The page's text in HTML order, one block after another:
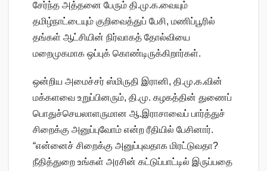
சேர்ந்த அத்தனை பேரும் தி.மு.க.வையும்
தமிழ்நாட்டையும் குறிவைத்துப் பேசி, மணிப்பூரில்
தங்கள் ஆட்சியின் நிர்வாகத் தோல்வியை
மறைமுகமாக ஒப்புக் கொண்டிருக்கிறார்கள்.
ஒன்றிய அமைச்சர் ஸ்மிருதி இரானி, தி.மு.க.வின்
மக்களவை உறுப்பினரும், தி.மு. கழகத்தின் துணைப்
பொதுச்செயலாளருமான ஆ.இராசாவைப் பார்த்துச்
சிறைக்கு அனுப்புவோம் என்ற ரீதியில் பேசினார்.
“என்னைச் சிறைக்கு அனுப்புவதாக மிரட்டுவதா?
நீதித்துறை உங்கள் அரசின் கட்டுப்பாட்டில் இருப்பதை